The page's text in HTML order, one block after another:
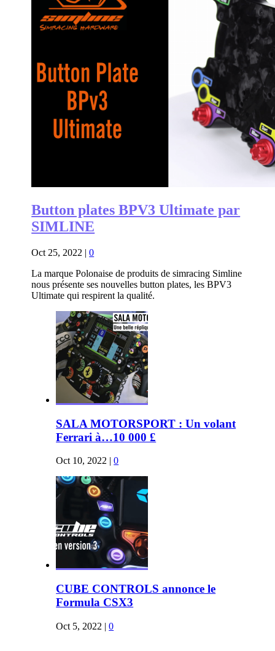
Button plates BPV3 Ultimate par
SIMLINE
Oct 25, 2022 |0
La marque Polonaise de produits de simracing Simline
nous présente ses nouvelles button plates, les BPV3
Ultimate qui respirent la qualité.
SALA MOTORSPORT : Un volant
Ferrari à…10 000 £
Oct 10, 2022 |0
CUBE CONTROLS annonce le
Formula CSX3
Oct 5, 2022 |0